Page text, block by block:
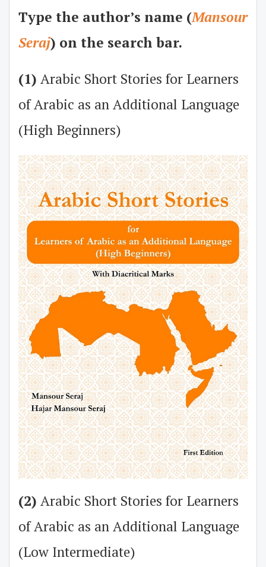
Type the author’s name (Mansour
Seraj) on the search bar.
(1)Arabic Short Stories for Learners
of Arabic as an Additional Language
(High Beginners)
(2)Arabic Short Stories for Learners
of Arabic as an Additional Language
(Low Intermediate)